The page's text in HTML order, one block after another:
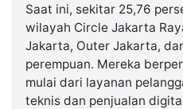
Saat ini, sekitar 25,76
wilayah Circle Jakarta
Jakarta, Outer Jakarta,
perempuan. Mereka
mulai dari layanan
teknis dan penjualan